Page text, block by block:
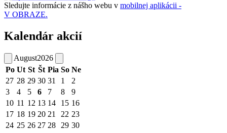
Sledujte informácie z nášho webu v mobilnej aplikácii -
V OBRAZE.
Kalendár akcií
August2026
Po Ut St Št Pia So Ne
27 28 29 30 31 1
2
3
4 5 6 7 8
9
10 11 12 13 14 15 16
17 18 19 20 21 22 23
24 25 26 27 28 29 30